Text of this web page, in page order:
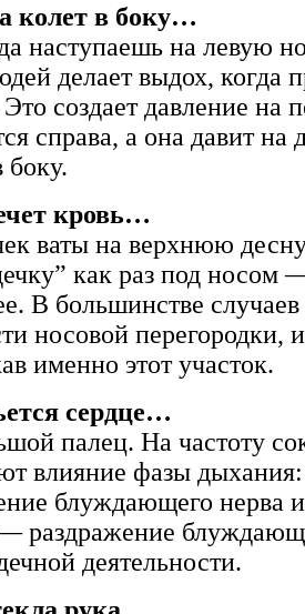
колет в боку…
наступаешь на левую
делает выдох, когда
создает давление на
справа, а она давит на
боку.
кровь…
ваты на верхнюю десну
как раз под носом
В большинстве случаев
носовой перегородки,
именно этот участок.
сердце…
палец. На частоту
влияние фазы
блуждающего нерва
раздражение
деятельности.